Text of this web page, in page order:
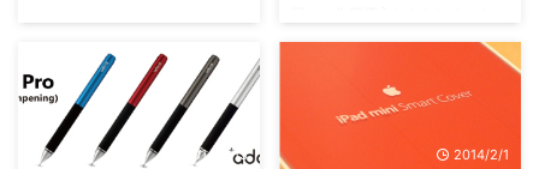
た。なかなかいい感じ～。本体む
き出しでかば ...
マートフォン用に持ち歩いていま
す。残りバッテリーが20％位に
なったりすると心が穏やかではな
くなります。充電もモバブに指し
ながら動く時間が多いとストレス
使い続けていましたので簡単なレ
ビューでメリット・デメリットを
紹介します。 使っていくうち
をタブレット上で走らせるかの要
2014/2/13 2014/2/1